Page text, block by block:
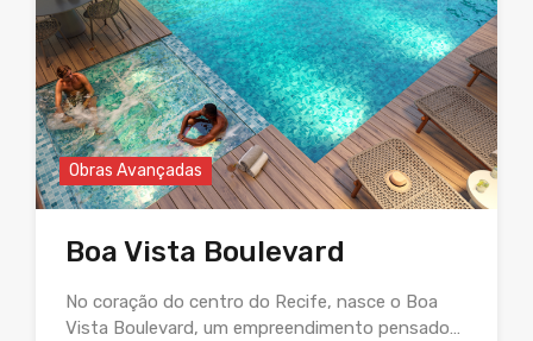
Obras Avançadas
Boa Vista Boulevard
No coração do centro do Recife, nasce o Boa
Vista Boulevard, um empreendimento pensado…